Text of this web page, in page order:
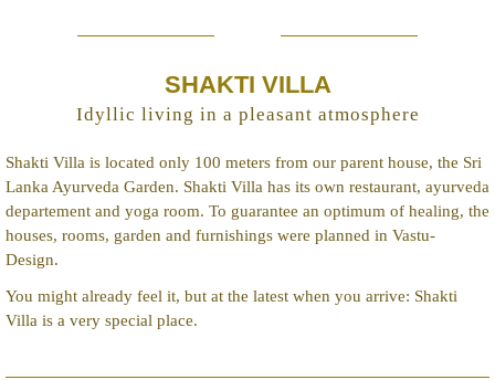
SHAKTI VILLA
Idyllic living in a pleasant atmosphere
Shakti Villa is located only 100 meters from our parent house, the Sri
Lanka Ayurveda Garden. Shakti Villa has its own restaurant, ayurveda
departement and yoga room. To guarantee an optimum of healing, the
houses, rooms, garden and furnishings were planned in Vastu-
Design.
You might already feel it, but at the latest when you arrive: Shakti
Villa is a very special place.